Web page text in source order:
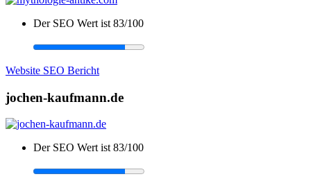
Der SEO Wert ist 83/100
Website SEO Bericht
jochen-kaufmann.de
Der SEO Wert ist 83/100